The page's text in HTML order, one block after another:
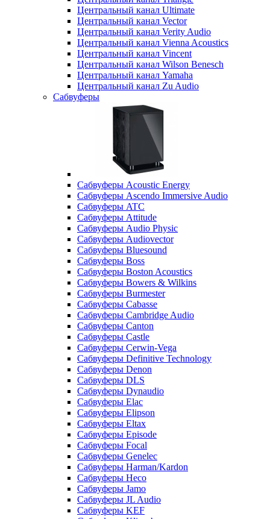
Центральный канал Ultimate
Центральный канал Vector
Центральный канал Verity Audio
Центральный канал Vienna Acoustics
Центральный канал Vincent
Центральный канал Wilson Benesch
Центральный канал Yamaha
Центральный канал Zu Audio
Сабвуферы
Сабвуферы Acoustic Energy
Сабвуферы Ascendo Immersive Audio
Сабвуферы ATC
Сабвуферы Attitude
Сабвуферы Audio Physic
Сабвуферы Audiovector
Сабвуферы Bluesound
Сабвуферы Boss
Сабвуферы Boston Acoustics
Сабвуферы Bowers & Wilkins
Сабвуферы Burmester
Сабвуферы Cabasse
Сабвуферы Cambridge Audio
Сабвуферы Canton
Сабвуферы Castle
Сабвуферы Cerwin-Vega
Сабвуферы Definitive Technology
Сабвуферы Denon
Сабвуферы DLS
Сабвуферы Dynaudio
Сабвуферы Elac
Сабвуферы Elipson
Сабвуферы Eltax
Сабвуферы Episode
Сабвуферы Focal
Сабвуферы Genelec
Сабвуферы Harman/Kardon
Сабвуферы Heco
Сабвуферы Jamo
Сабвуферы JL Audio
Сабвуферы KEF